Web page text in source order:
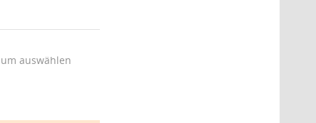
auswählen